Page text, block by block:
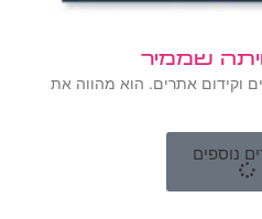
וקידום אתרים. הוא מהווה את
נוספים